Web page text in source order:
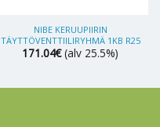
NIBE KERUUPIIRIN
TÄYTTÖVENTTIILIRYHMÄ 1KB R25
171.04€ (alv 25.5%)